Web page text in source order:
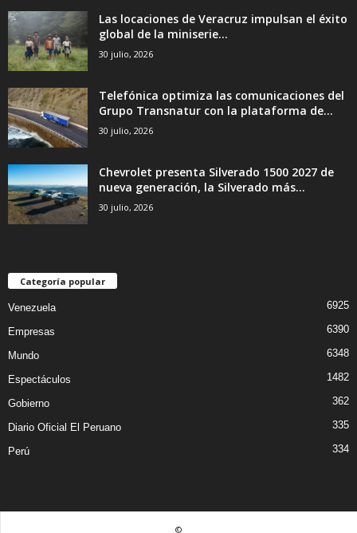
Las locaciones de Veracruz impulsan el éxito
global de la miniserie...
30 julio, 2026
Telefónica optimiza las comunicaciones del
Grupo Transnatur con la plataforma de...
30 julio, 2026
Chevrolet presenta Silverado 1500 2027 de
nueva generación, la Silverado más...
30 julio, 2026
Categoría popular
Venezuela 6925
Empresas 6390
Mundo 6348
Espectáculos 1482
Gobierno 362
Diario Oficial El Peruano 335
Perú 334
©